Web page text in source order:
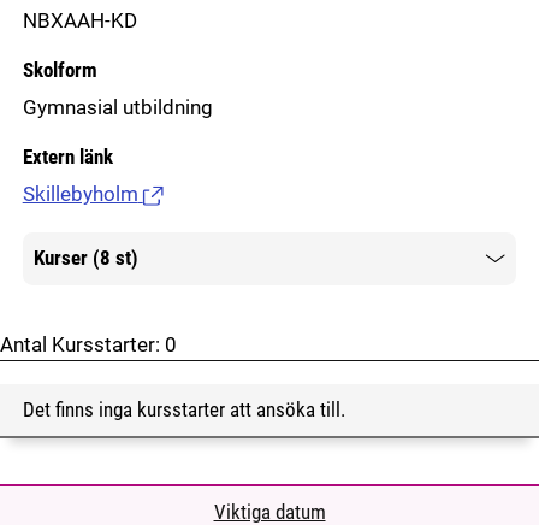
NBXAAH-KD
Skolform
Gymnasial utbildning
Extern länk
Skillebyholm (Länk till extern sida.)
Kurser (8 st)
Mer information
Antal Kursstarter: 0
Det finns inga kursstarter att ansöka till.
Viktiga datum